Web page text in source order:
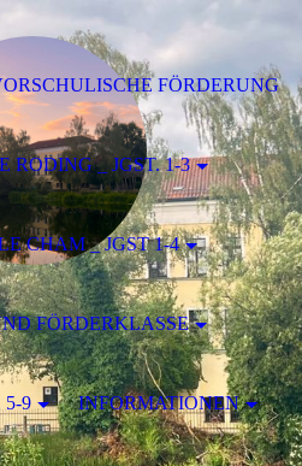
FÖRDERUNG
RODING _ JGST. 1-3
CHAM _ JGST 1-4
FÖRDERKLASSE
5-9 INFORMATIONEN